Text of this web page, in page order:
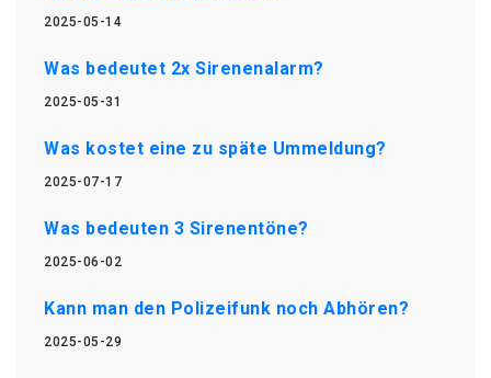
2025-05-14
Was bedeutet 2x Sirenenalarm?
2025-05-31
Was kostet eine zu späte Ummeldung?
2025-07-17
Was bedeuten 3 Sirenentöne?
2025-06-02
Kann man den Polizeifunk noch Abhören?
2025-05-29